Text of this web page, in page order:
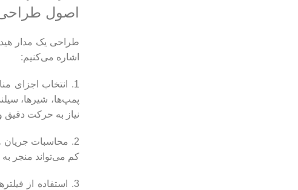
اصول
طراحی یک مدار
اشاره می‌کنیم:
1. انتخاب اجزای
پمپ‌ها، شیرها،
نیاز به حرکت
2. محاسبات جریان
کم می‌تواند منجر
3. استفاده از